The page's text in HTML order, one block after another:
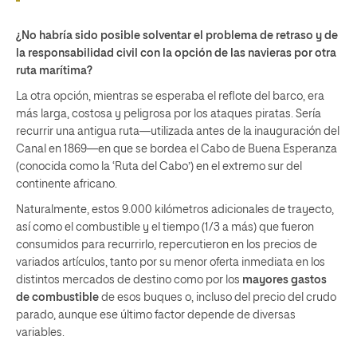
¿No habría sido posible solventar el problema de retraso y de
la responsabilidad civil con la opción de las navieras por otra
ruta marítima?
La otra opción, mientras se esperaba el reflote del barco, era
más larga, costosa y peligrosa por los ataques piratas. Sería
recurrir una antigua ruta—utilizada antes de la inauguración del
Canal en 1869—en que se bordea el Cabo de Buena Esperanza
(conocida como la ‘Ruta del Cabo’) en el extremo sur del
continente africano.
Naturalmente, estos 9.000 kilómetros adicionales de trayecto,
así como el combustible y el tiempo (1/3 a más) que fueron
consumidos para recurrirlo, repercutieron en los precios de
variados artículos, tanto por su menor oferta inmediata en los
distintos mercados de destino como por los mayores gastos
de combustible de esos buques o, incluso del precio del crudo
parado, aunque ese último factor depende de diversas
variables.